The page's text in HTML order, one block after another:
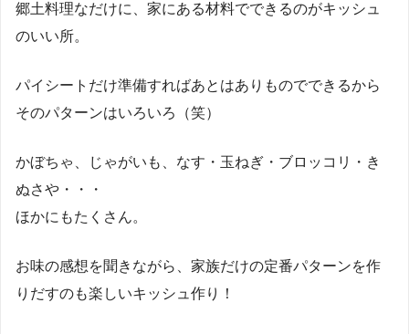
郷土料理なだけに、家にある材料でできるのがキッシュ
のいい所。
パイシートだけ準備すればあとはありものでできるから
そのパターンはいろいろ（笑）
かぼちゃ、じゃがいも、なす・玉ねぎ・ブロッコリ・き
ぬさや・・・
ほかにもたくさん。
お味の感想を聞きながら、家族だけの定番パターンを作
りだすのも楽しいキッシュ作り！